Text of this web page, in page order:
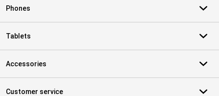
Phones
Tablets
Accessories
Customer service